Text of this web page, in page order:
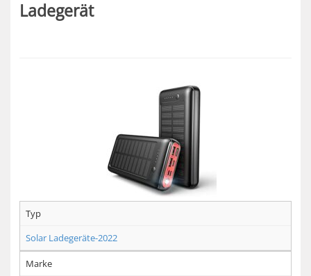
Ladegerät
Typ
Solar Ladegeräte-2022
Marke